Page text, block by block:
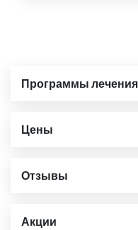
Программы лечения
Цены
Отзывы
Акции